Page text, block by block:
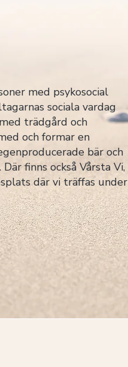
med psykosocial
sociala vardag
trädgård och
och formar en
bär och
finns också Vårsta Vi,
där vi träffas under